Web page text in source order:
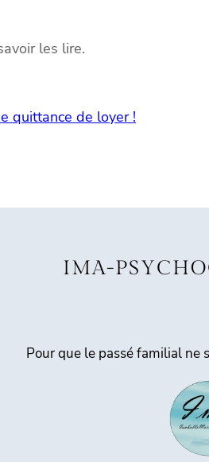
les lire.
quittance de loyer !
IMA-
Pour que le passé familial ne